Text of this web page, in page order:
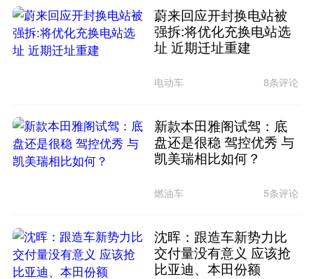
蔚来回应开封换电站被
强拆:将优化充换电站选
址 近期迁址重建
电动车 8条评论
新款本田雅阁试驾：底
盘还是很稳 驾控优秀 与
凯美瑞相比如何？
燃油车 5条评论
沈晖：跟造车新势力比
交付量没有意义 应该抢
比亚迪、本田份额